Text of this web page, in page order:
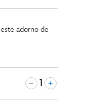
adorno de